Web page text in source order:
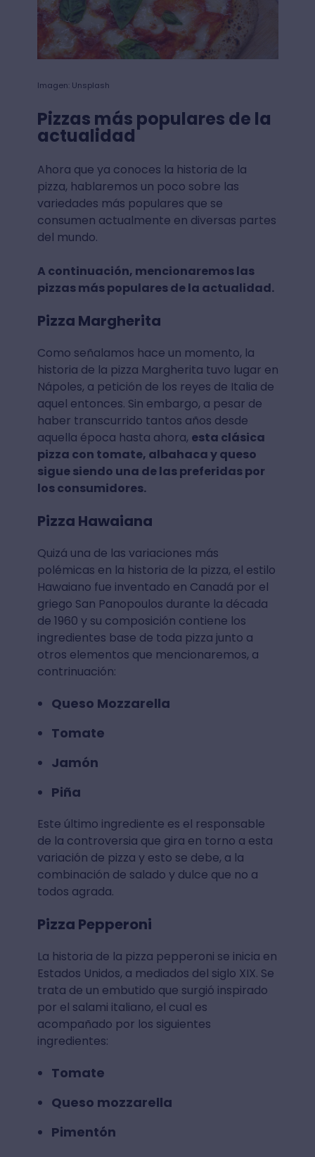
Imagen: Unsplash
Pizzas más populares de la
actualidad
Ahora que ya conoces la historia de la
pizza, hablaremos un poco sobre las
variedades más populares que se
consumen actualmente en diversas partes
del mundo.
A continuación, mencionaremos las
pizzas más populares de la actualidad.
Pizza Margherita
Como señalamos hace un momento, la
historia de la pizza Margherita tuvo lugar en
Nápoles, a petición de los reyes de Italia de
aquel entonces. Sin embargo, a pesar de
haber transcurrido tantos años desde
aquella época hasta ahora, esta clásica
pizza con tomate, albahaca y queso
sigue siendo una de las preferidas por
los consumidores.
Pizza Hawaiana
Quizá una de las variaciones más
polémicas en la historia de la pizza, el estilo
Hawaiano fue inventado en Canadá por el
griego San Panopoulos durante la década
de 1960 y su composición contiene los
ingredientes base de toda pizza junto a
otros elementos que mencionaremos, a
contrinuación:
Queso Mozzarella
Tomate
Jamón
Piña
Este último ingrediente es el responsable
de la controversia que gira en torno a esta
variación de pizza y esto se debe, a la
combinación de salado y dulce que no a
todos agrada.
Pizza Pepperoni
La historia de la pizza pepperoni se inicia en
Estados Unidos, a mediados del siglo XIX. Se
trata de un embutido que surgió inspirado
por el salami italiano, el cual es
acompañado por los siguientes
ingredientes:
Tomate
Queso mozzarella
Pimentón